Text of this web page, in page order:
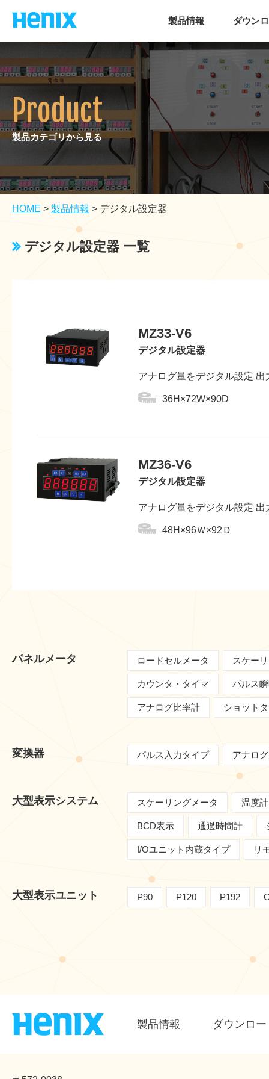
製品情報 ダウン
Product
製品カテゴリから見る
HOME > 製品情報 > デジタル設定器
デジタル設定器 一覧
MZ33-V6
デジタル設定器
アナログ量をデジタル設定
36H×72W×90D
MZ36-V6
デジタル設定器
アナログ量をデジタル設定
48H×96Ｗ×92Ｄ
パネルメータ ロードセルメータ スケー
カウンタ・タイマ パルス
アナログ比率計 ショット
変換器 パルス入力タイプ アナロ
大型表示システム スケーリングメータ 温度計
BCD表示 通過時間計
I/Oユニット内蔵タイプ リ
大型表示ユニット P90 P120 P192
製品情報 ダウンロ